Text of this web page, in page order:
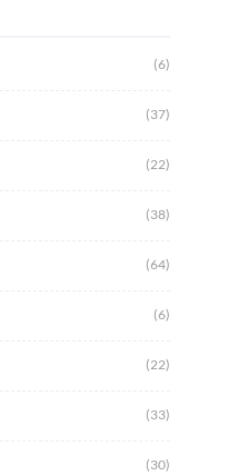
(6)
(37)
(22)
(38)
(64)
(6)
(22)
(33)
(30)